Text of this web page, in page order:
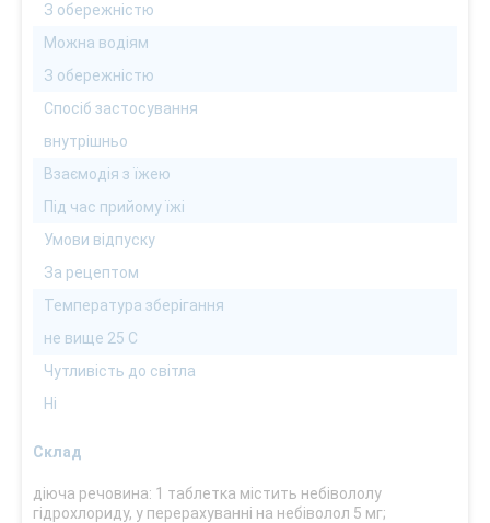
З обережністю
Можна водіям
З обережністю
Спосіб застосування
внутрішньо
Взаємодія з їжею
Під час прийому їжі
Умови відпуску
За рецептом
Температура зберігання
не вище 25 С
Чутливість до світла
Ні
Склад
діюча речовина: 1 таблетка містить небівололу
гідрохлориду, у перерахуванні на небіволол 5 мг;